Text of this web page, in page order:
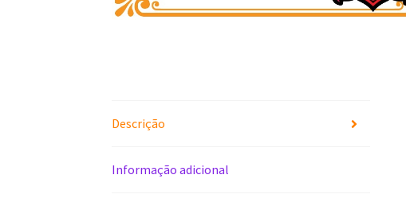
Descrição
Informação adicional